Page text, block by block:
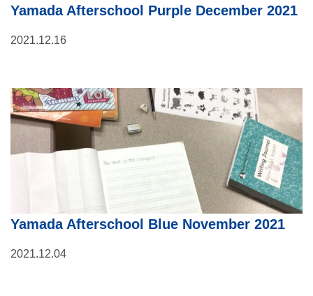
Yamada Afterschool Purple December 2021
2021.12.16
Yamada Afterschool Blue November 2021
2021.12.04